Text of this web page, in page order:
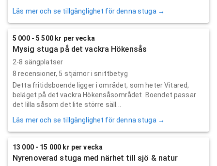
Läs mer och se tillgänglighet för denna stuga →
5 000 - 5 500 kr per vecka
Mysig stuga på det vackra Hökensås
2-8 sängplatser
8 recensioner, 5 stjärnor i snittbetyg
Detta fritidsboende ligger i området, som heter Vitared,
beläget på det vackra Hökensåsområdet. Boendet passar
det lilla såsom det lite större säll...
Läs mer och se tillgänglighet för denna stuga →
13 000 - 15 000 kr per vecka
Nyrenoverad stuga med närhet till sjö & natur